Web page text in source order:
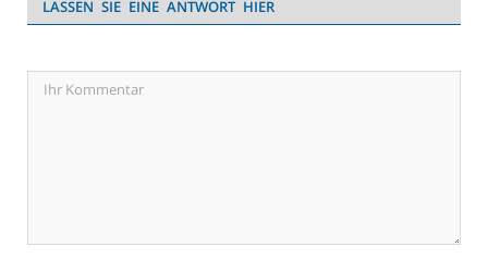
LASSEN SIE EINE ANTWORT HIER